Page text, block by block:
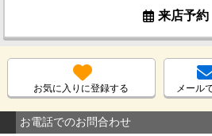
来店予約
お気に入りに登録する メール
お電話でのお問合わせ